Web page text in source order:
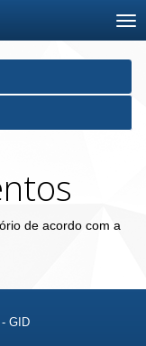
de acordo com a
GID